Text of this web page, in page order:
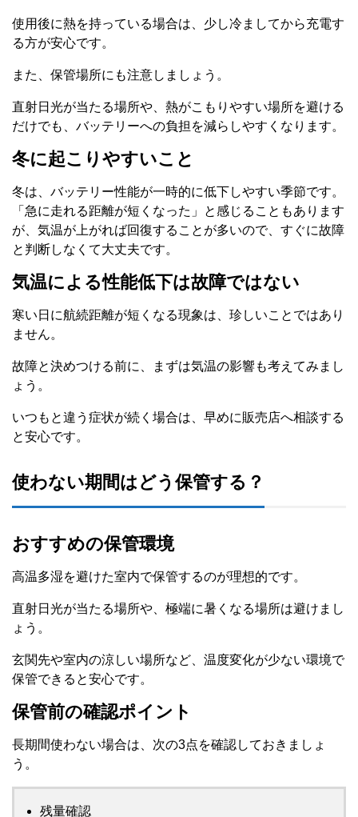
使用後に熱を持っている場合は、少し冷ましてから充電す
る方が安心です。
また、保管場所にも注意しましょう。
直射日光が当たる場所や、熱がこもりやすい場所を避ける
だけでも、バッテリーへの負担を減らしやすくなります。
冬に起こりやすいこと
冬は、バッテリー性能が一時的に低下しやすい季節です。
「急に走れる距離が短くなった」と感じることもあります
が、気温が上がれば回復することが多いので、すぐに故障
と判断しなくて大丈夫です。
気温による性能低下は故障ではない
寒い日に航続距離が短くなる現象は、珍しいことではあり
ません。
故障と決めつける前に、まずは気温の影響も考えてみまし
ょう。
いつもと違う症状が続く場合は、早めに販売店へ相談する
と安心です。
使わない期間はどう保管する？
おすすめの保管環境
高温多湿を避けた室内で保管するのが理想的です。
直射日光が当たる場所や、極端に暑くなる場所は避けまし
ょう。
玄関先や室内の涼しい場所など、温度変化が少ない環境で
保管できると安心です。
保管前の確認ポイント
長期間使わない場合は、次の3点を確認しておきましょ
う。
残量確認